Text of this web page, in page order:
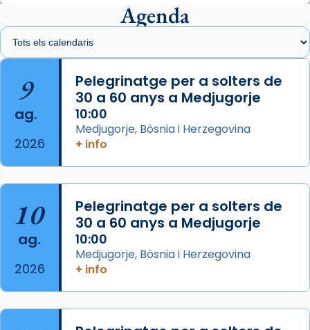
presidit aquest 27 de juliol la missa de Les
Santes de Mataró.
🔗
📸 J. Merino
Photo
View on Facebook ·
de Barcelona.
Aquest dilluns, 27 de juliol, ha tingut lloc la
missa d’acció de gràcies en agraïment al
comitè organitzador de la visita apostòlica
del Sant Pare Lleó XIV a Barcelona, i als
col·laboradors, a la Catedral de Barcelona.
L’arquebisbe de Barcelona, el cardenal Joan
Josep Omella, ha presidit la missa i l’ha
Agenda
9
ag.
2026
Pelegrinatge per a solters de
30 a 60 anys a Medjugorje
10:00
Medjugorje, Bòsnia i Herzegovina
+ info
10
ag.
2026
Pelegrinatge per a solters de
30 a 60 anys a Medjugorje
10:00
Medjugorje, Bòsnia i Herzegovina
+ info